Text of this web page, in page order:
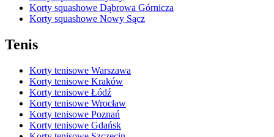
Korty squashowe Dąbrowa Górnicza
Korty squashowe Nowy Sącz
Tenis
Korty tenisowe Warszawa
Korty tenisowe Kraków
Korty tenisowe Łódź
Korty tenisowe Wrocław
Korty tenisowe Poznań
Korty tenisowe Gdańsk